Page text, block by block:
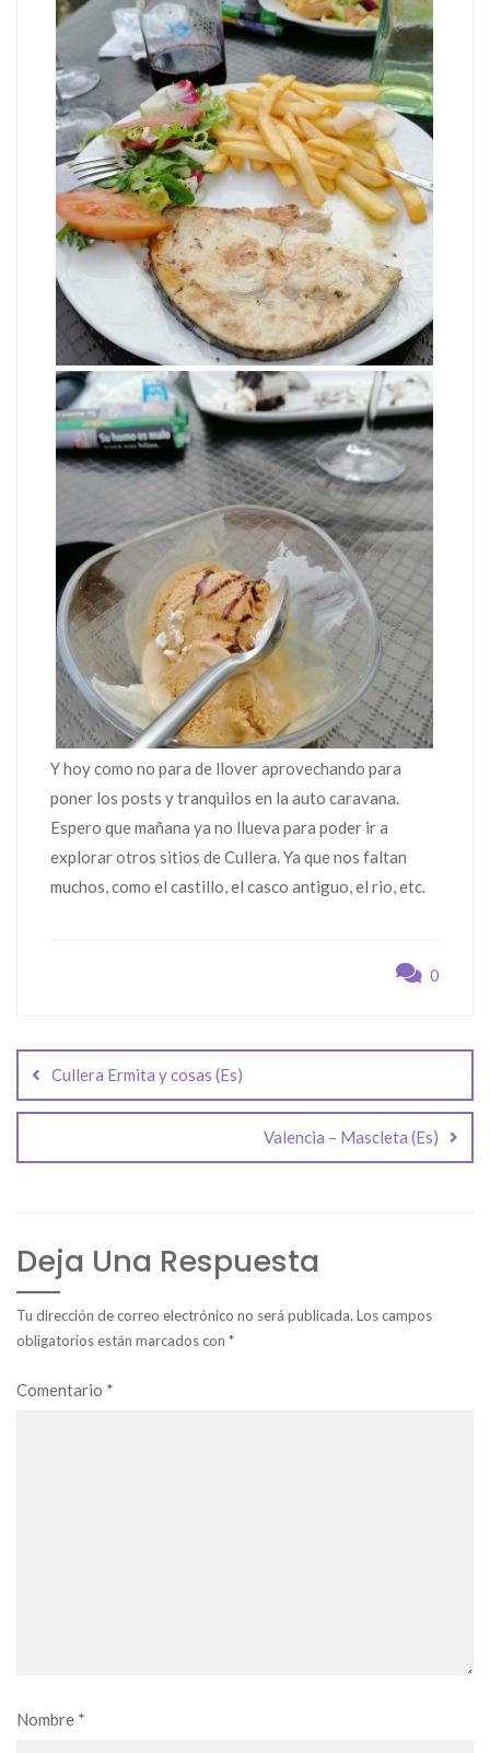
Y hoy como no para de llover aprovechando para
poner los posts y tranquilos en la auto caravana.
Espero que mañana ya no llueva para poder ir a
explorar otros sitios de Cullera. Ya que nos faltan
muchos, como el castillo, el casco antiguo, el rio, etc.
0
de
entradas
Cullera Ermita y cosas (Es)
Valencia – Mascleta (Es)
Deja Una Respuesta
Tu dirección de correo electrónico no será publicada. Los campos
obligatorios están marcados con *
Comentario *
Nombre *